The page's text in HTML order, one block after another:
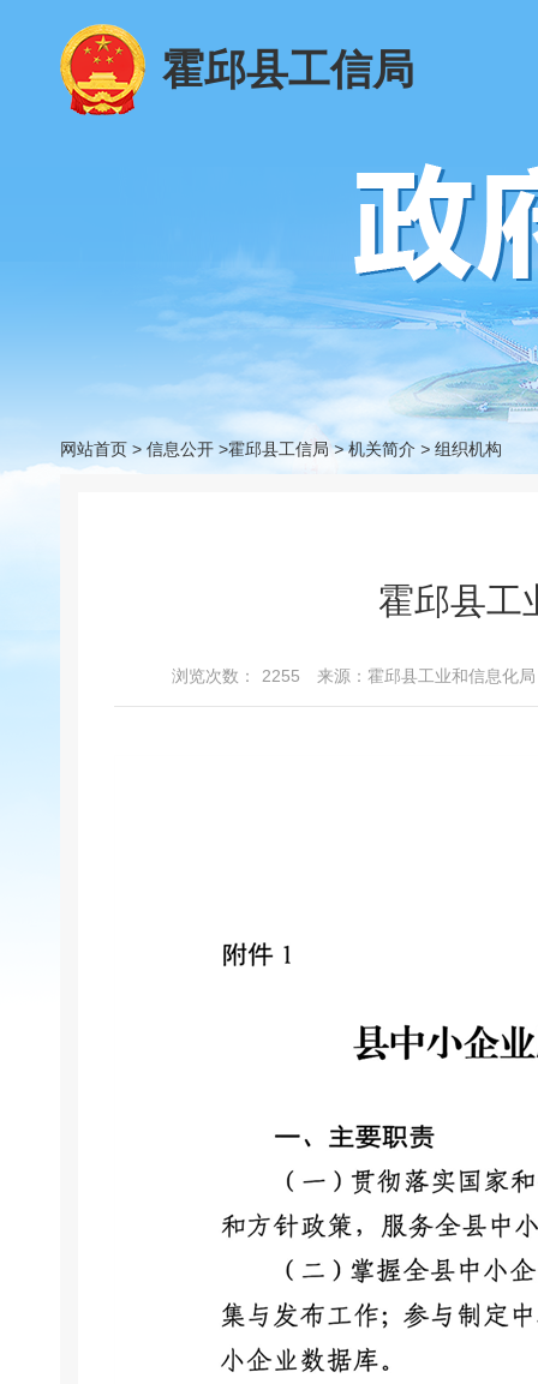
霍邱县工信局
网站首页 > 信息公开 >霍邱县工信局> 机关简介 > 组织机构
霍邱县工
浏览次数： 2255 来源：霍邱县工业和信息化局